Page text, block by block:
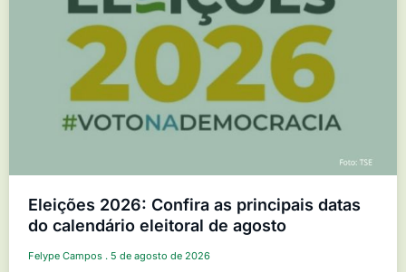
Eleições 2026: Confira as principais datas
do calendário eleitoral de agosto
Felype Campos 5 de agosto de 2026